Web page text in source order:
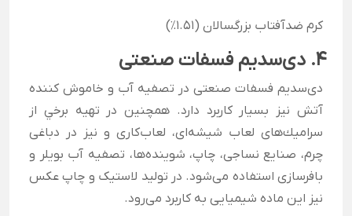
کرم ضدآفتاب بزرگسالان (1.51٪)
4. دی‌سدیم فسفات صنعتی
دی‌سدیم فسفات صنعتی در تصفیه آب و خاموش کننده
آتش نیز بسیار کاربرد دارد. همچنین در تهيه برخي از
سراميك‌های لعاب شيشه‌ای، لعاب‌كاری و نيز در دباغی
چرم، صنايع نساجی، چاپ، شوينده‌ها، تصفيه آب بويلر و
بافرسازی استفاده می‌شود. در تولید لاستیک و چاپ عکس
نیز این ماده شیمیایی به کاربرد می‌رود.